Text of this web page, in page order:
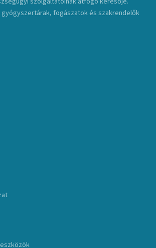
fogászatok és szakrendelők